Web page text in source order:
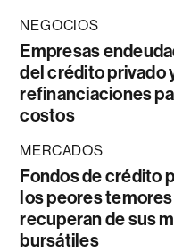
NEGOCIOS
Empresas
del crédito privado
refinanciaciones
costos
MERCADOS
Fondos de crédito
los peores
recuperan de sus
bursátiles